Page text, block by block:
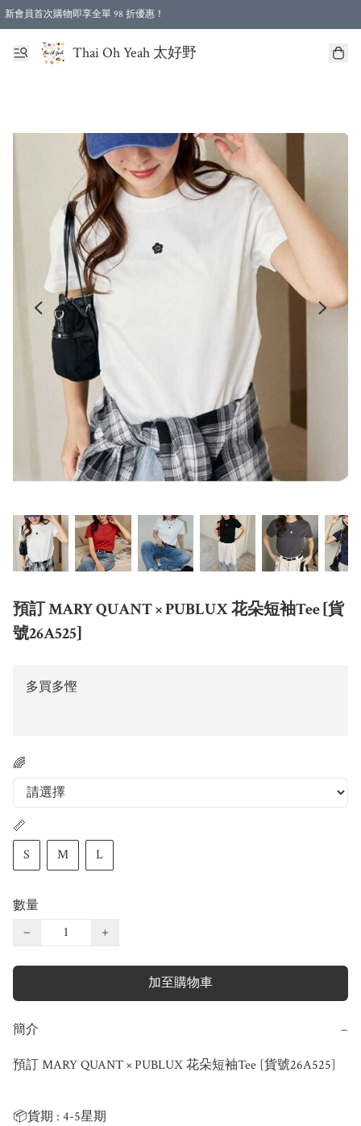
新會員首次購物即享全單 98 折優惠！
特選會員可享全單低至 96 折優惠！
Thai Oh Yeah 太好野
預訂 MARY QUANT × PUBLUX 花朵短袖Tee [貨
號26A525]
多買多慳
🌈
📏
S
M L
數量
−
+
加至購物車
簡介 −
預訂 MARY QUANT × PUBLUX 花朵短袖Tee [貨號26A525]
📦貨期 : 4-5星期